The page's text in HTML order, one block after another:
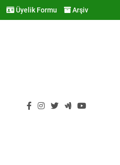
Üyelik Formu Arşiv